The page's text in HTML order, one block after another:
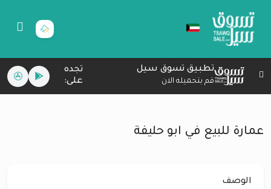
تطبيق تسوق سيل
قم بتحميله الان
تجده
على:
عمارة للبيع في ابو حليفة
الوصف